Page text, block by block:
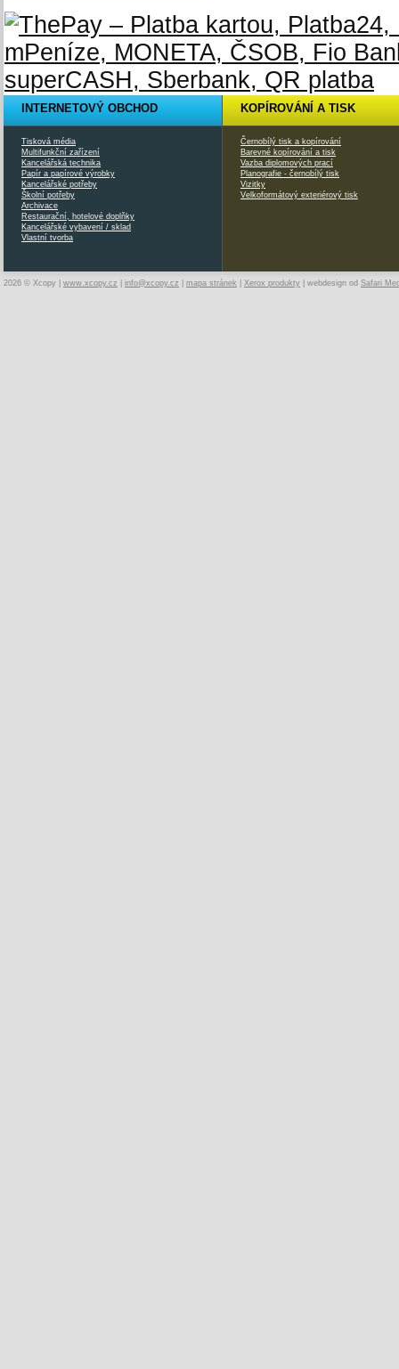
INTERNETOVÝ OBCHOD
Tisková média
Multifunkční zařízení
Kancelářská technika
Papír a papírové výrobky
Kancelářské potřeby
Školní potřeby
Archivace
Restaurační, hotelové doplňky
Kancelářské vybavení / sklad
Vlastní tvorba
KOPÍROVÁNÍ A TISK
Černobílý tisk a kopírování
Barevné kopírování a tisk
Vazba diplomových prací
Planografie - černobílý tisk
Vizitky
Velkoformátový exteriérový tisk
2026 © Xcopy | www.xcopy.cz info@xcopy.cz mapa stránek Xerox produkty | webdesign od Safari